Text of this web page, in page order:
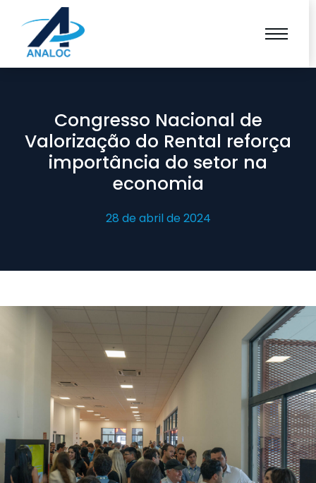
Congresso Nacional de
Valorização do Rental reforça
importância do setor na
economia
28 de abril de 2024